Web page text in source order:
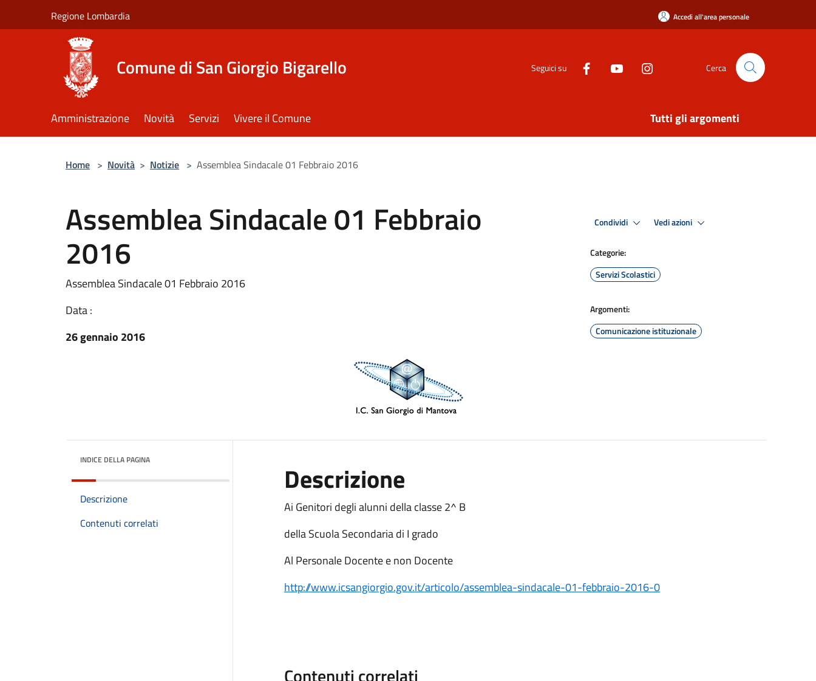
Regione Lombardia Accedi all'area personale
Comune di San Giorgio Bigarello Seguici su Cerca
Amministrazione Novità Servizi Vivere il Comune Tutti gli argomenti
Home > Novità > Notizie > Assemblea Sindacale 01 Febbraio 2016
Assemblea Sindacale 01 Febbraio
2016
Assemblea Sindacale 01 Febbraio 2016
Data :
26 gennaio 2016
Condividi Vedi azioni
Categorie:
Servizi Scolastici
Argomenti:
Comunicazione istituzionale
INDICE DELLA PAGINA
Descrizione
Contenuti correlati
Descrizione
Ai Genitori degli alunni della classe 2^ B
della Scuola Secondaria di I grado
Al Personale Docente e non Docente
http://www.icsangiorgio.gov.it/articolo/assemblea-sindacale-01-febbraio-2016-0